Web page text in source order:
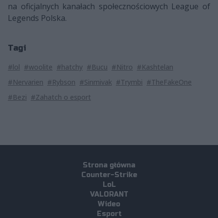
na oficjalnych kanałach społecznościowych League of
Legends Polska.
Tagi
#lol #woolite #hatchy #Bucu #Nitro #Kashtelan
#Nervarien #Rybson #Sinmivak #Trymbi #TheFakeOne
#Bezi #Zahatch o esport
Strona główna
Counter-Strike
LoL
VALORANT
Wideo
Esport